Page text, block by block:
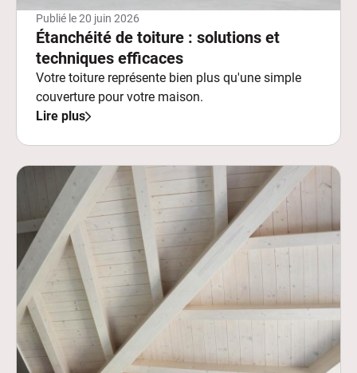
Publié le20 juin 2026
Étanchéité de toiture : solutions et
techniques efficaces
Votre toiture représente bien plus qu'une simple
couverture pour votre maison.
Lire plus